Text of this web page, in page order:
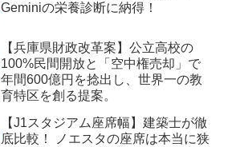
Geminiの栄養診断に納得！
【兵庫県財政改革案】公立高校の
100%民間開放と「空中権売却」で
年間600億円を捻出し、世界一の教
育特区を創る提案。
【J1スタジアム座席幅】建築士が徹
底比較！ ノエスタの座席は本当に狭